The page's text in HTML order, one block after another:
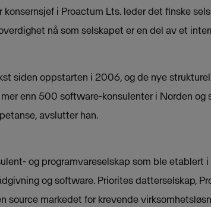
i Proactum Lts. leder det finske
nå som selskapet er en del av et
siden oppstarten i 2006, og de nye
enn 500 software-konsulenter i Norden
avslutter han.
og programvareselskap som ble etablert
og software. Priorites datterselskap,
source markedet for krevende